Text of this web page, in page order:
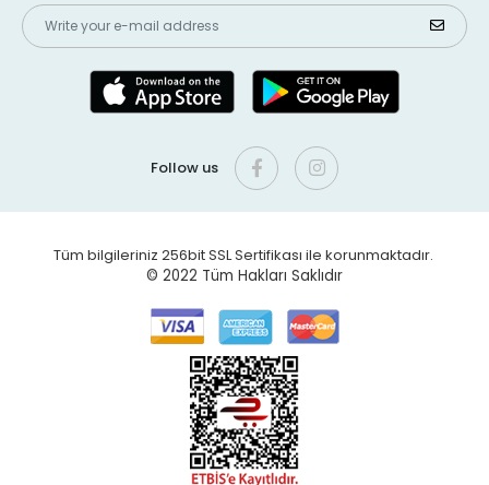
Follow us
Tüm bilgileriniz 256bit SSL Sertifikası ile korunmaktadır.
© 2022 Tüm Hakları Saklıdır